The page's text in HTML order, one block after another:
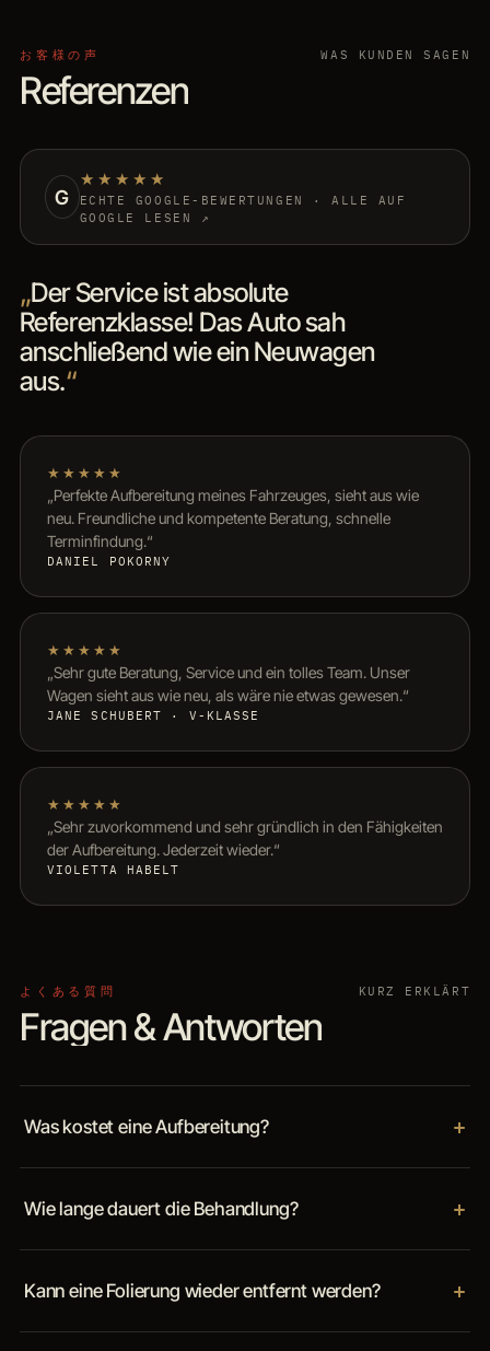
お客様の声
Referenzen
WAS KUNDEN SAGEN
G
★★★★★
ECHTE GOOGLE-BEWERTUNGEN · ALLE AUF
GOOGLE LESEN ↗
„Der Service ist absolute
Referenzklasse! Das Auto sah
anschließend wie ein Neuwagen
aus.“
★★★★★
„Perfekte Aufbereitung meines Fahrzeuges, sieht aus wie
neu. Freundliche und kompetente Beratung, schnelle
Terminfindung.“
DANIEL POKORNY
★★★★★
„Sehr gute Beratung, Service und ein tolles Team. Unser
Wagen sieht aus wie neu, als wäre nie etwas gewesen.“
JANE SCHUBERT · V-KLASSE
★★★★★
„Sehr zuvorkommend und sehr gründlich in den Fähigkeiten
der Aufbereitung. Jederzeit wieder.“
VIOLETTA HABELT
よくある質問
Fragen & Antworten
KURZ ERKLÄRT
Was kostet eine Aufbereitung?
Wie lange dauert die Behandlung?
Kann eine Folierung wieder entfernt werden?